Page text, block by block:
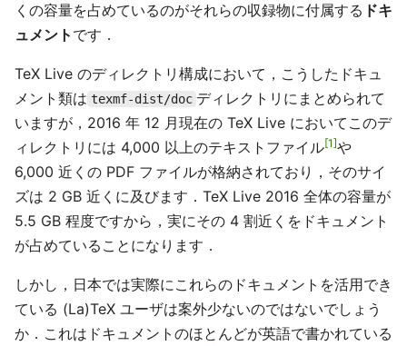
くの容量を占めているのがそれらの収録物に付属する ドキ
ュメント です．
TeX Live のディレクトリ構成において，こうしたドキュ
メント類は texmf-dist/doc ディレクトリにまとめられて
いますが，2016 年 12 月現在の TeX Live においてこのデ
ィレクトリには 4,000 以上のテキストファイル 1 や
6,000 近くの PDF ファイルが格納されており，そのサイ
ズは 2 GB 近くに及びます．TeX Live 2016 全体の容量が
5.5 GB 程度ですから，実にその 4 割近くをドキュメント
が占めていることになります．
しかし，日本では実際にこれらのドキュメントを活用でき
ている (La)TeX ユーザは案外少ないのではないでしょう
か．これはドキュメントのほとんどが英語で書かれている